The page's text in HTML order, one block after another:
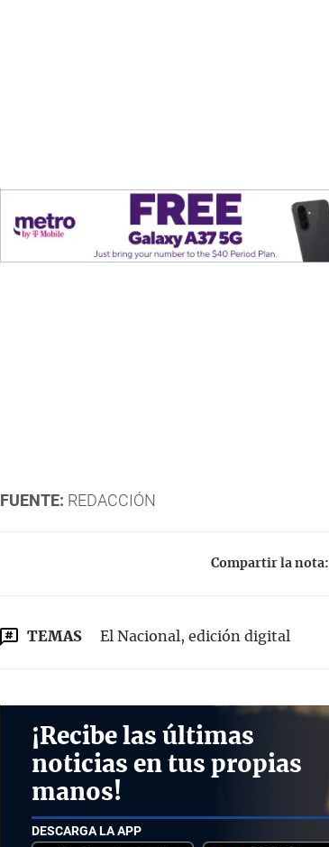
FUENTE: REDACCIÓN
Compartir la nota:
TEMAS El Nacional, edición digital
¡Recibe las últimas
noticias en tus propias
manos!
DESCARGA LA APP